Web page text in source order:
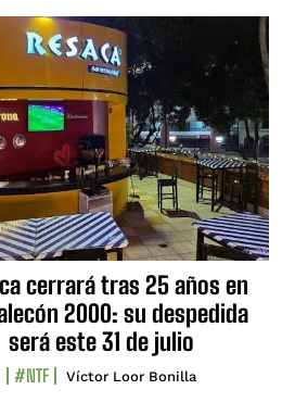
cerrará tras 25 años en
2000: su despedida
será este 31 de julio
#NTF Víctor Loor Bonilla